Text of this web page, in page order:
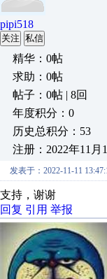
pipi518
关注 私信
精华：0帖
求助：0帖
帖子：0帖 | 8回
年度积分：0
历史总积分：53
注册：2022年11月
发表于：2022-11-11
支持，谢谢
回复 引用 举报